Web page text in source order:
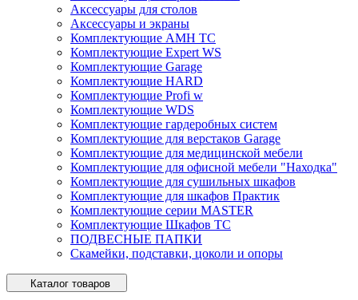
Аксессуары для столов
Аксессуары и экраны
Комплектующие AMH TC
Комплектующие Expert WS
Комплектующие Garage
Комплектующие HARD
Комплектующие Profi w
Комплектующие WDS
Комплектующие гардеробных систем
Комплектующие для верстаков Garage
Комплектующие для медицинской мебели
Комплектующие для офисной мебели "Находка"
Комплектующие для сушильных шкафов
Комплектующие для шкафов Практик
Комплектующие серии MASTER
Комплектующие Шкафов ТС
ПОДВЕСНЫЕ ПАПКИ
Скамейки, подставки, цоколи и опоры
Каталог товаров